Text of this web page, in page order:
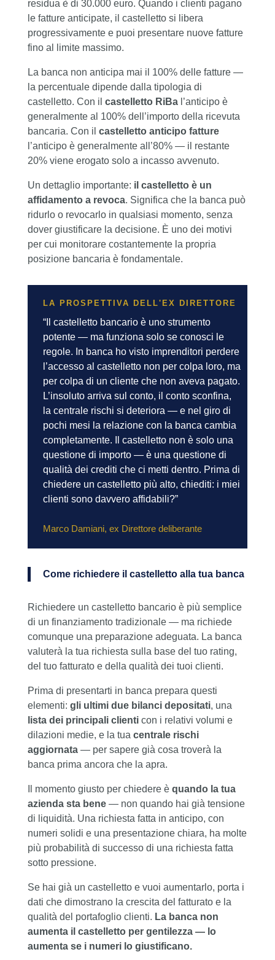
residua è di 30.000 euro. Quando i clienti pagano
le fatture anticipate, il castelletto si libera
progressivamente e puoi presentare nuove fatture
fino al limite massimo.
La banca non anticipa mai il 100% delle fatture —
la percentuale dipende dalla tipologia di
castelletto. Con il castelletto RiBal’anticipo è
generalmente al 100% dell’importo della ricevuta
bancaria. Con il castelletto anticipo fatture
l’anticipo è generalmente all’80% — il restante
20% viene erogato solo a incasso avvenuto.
Un dettaglio importante: il castelletto è un
affidamento a revoca. Significa che la banca può
ridurlo o revocarlo in qualsiasi momento, senza
dover giustificare la decisione. È uno dei motivi
per cui monitorare costantemente la propria
posizione bancaria è fondamentale.
LA PROSPETTIVA DELL'EX DIRETTORE
“Il castelletto bancario è uno strumento
potente — ma funziona solo se conosci le
regole. In banca ho visto imprenditori perdere
l’accesso al castelletto non per colpa loro, ma
per colpa di un cliente che non aveva pagato.
L’insoluto arriva sul conto, il conto sconfina,
la centrale rischi si deteriora — e nel giro di
pochi mesi la relazione con la banca cambia
completamente. Il castelletto non è solo una
questione di importo — è una questione di
qualità dei crediti che ci metti dentro. Prima di
chiedere un castelletto più alto, chiediti: i miei
clienti sono davvero affidabili?”
Marco Damiani, ex Direttore deliberante
Come richiedere il castelletto alla tua banca
Richiedere un castelletto bancario è più semplice
di un finanziamento tradizionale — ma richiede
comunque una preparazione adeguata. La banca
valuterà la tua richiesta sulla base del tuo rating,
del tuo fatturato e della qualità dei tuoi clienti.
Prima di presentarti in banca prepara questi
elementi: gli ultimi due bilanci depositati, una
lista dei principali clienticon i relativi volumi e
dilazioni medie, e la tua centrale rischi
aggiornata— per sapere già cosa troverà la
banca prima ancora che la apra.
Il momento giusto per chiedere è quando la tua
azienda sta bene— non quando hai già tensione
di liquidità. Una richiesta fatta in anticipo, con
numeri solidi e una presentazione chiara, ha molte
più probabilità di successo di una richiesta fatta
sotto pressione.
Se hai già un castelletto e vuoi aumentarlo, porta i
dati che dimostrano la crescita del fatturato e la
qualità del portafoglio clienti. La banca non
aumenta il castelletto per gentilezza — lo
aumenta se i numeri lo giustificano.